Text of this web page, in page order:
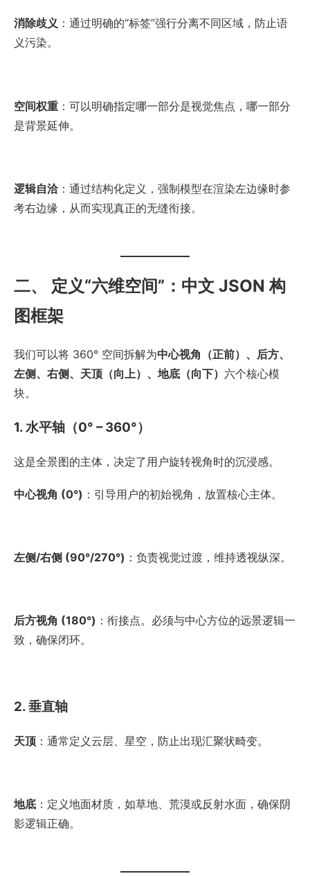
消除歧义 ：通过明确的“标签”强行分离不同区域，防止语
义污染。
空间权重 ：可以明确指定哪一部分是视觉焦点，哪一部分
是背景延伸。
逻辑自洽：通过结构化定义，强制模型在渲染左边缘时参
考右边缘，从而实现真正的无缝衔接。
二、 定义“六维空间”：中文 JSON 构
图框架
我们可以将 360° 空间拆解为中心视角（正前）、后方、
左侧、右侧、天顶（向上）、地底（向下） 六个核心模
块。
1. 水平轴（0° – 360°）
这是全景图的主体，决定了用户旋转视角时的沉浸感。
中心视角 (0°) ：引导用户的初始视角，放置核心主体。
左侧/右侧 (90°/270°) ：负责视觉过渡，维持透视纵深。
后方视角 (180°) ：衔接点。必须与中心方位的远景逻辑一
致，确保闭环。
2. 垂直轴
天顶 ：通常定义云层、星空，防止出现汇聚状畸变。
地底 ：定义地面材质，如草地、荒漠或反射水面，确保阴
影逻辑正确。